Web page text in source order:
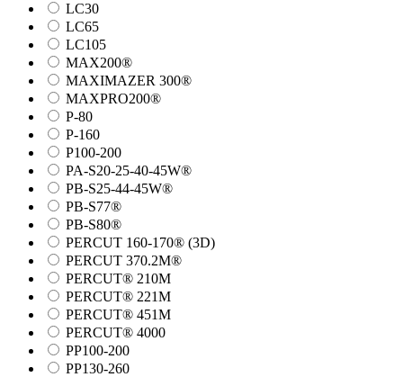
LC30
LC65
LC105
MAX200®
MAXIMAZER 300®
MAXPRO200®
P-80
P-160
P100-200
PA-S20-25-40-45W®
PB-S25-44-45W®
PB-S77®
PB-S80®
PERCUT 160-170® (3D)
PERCUT 370.2M®
PERCUT® 210M
PERCUT® 221M
PERCUT® 451M
PERCUT® 4000
PP100-200
PP130-260